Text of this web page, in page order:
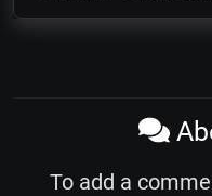
To add a